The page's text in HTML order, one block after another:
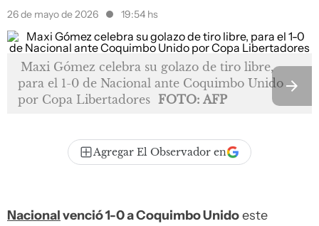
26 de mayo de 2026 19:54 hs
Maxi Gómez celebra su golazo de tiro libre,
para el 1-0 de Nacional ante Coquimbo Unido
por Copa Libertadores FOTO: AFP
Agregar El Observador en
Nacionalvenció 1-0 a Coquimbo Unidoeste